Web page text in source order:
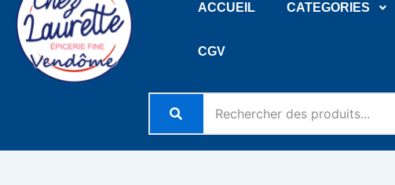
ACCUEIL CATEGORIES
CGV